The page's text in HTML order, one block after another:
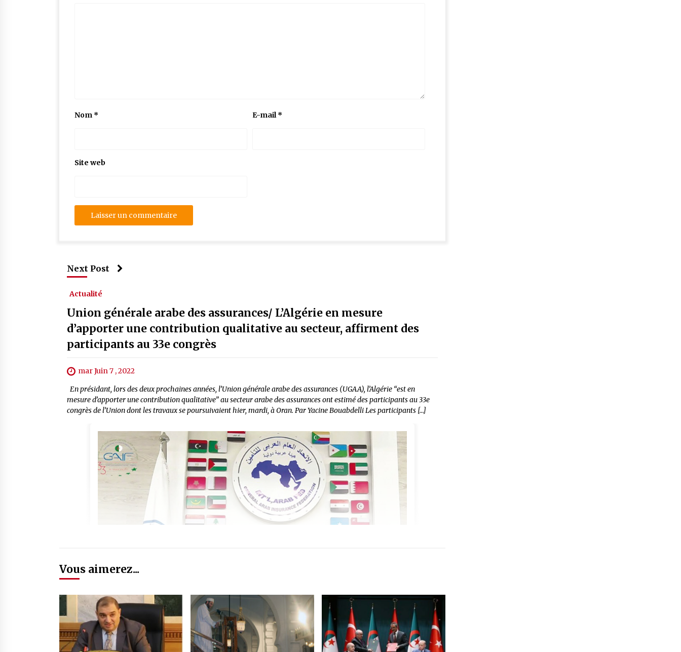
Nom * E-mail*
Site web
Next Post
Actualité
Union générale arabe des assurances/ L’Algérie en mesure
d’apporter une contribution qualitative au secteur, affirment des
participants au 33e congrès
mar Juin 7 , 2022
En présidant, lors des deux prochaines années, l’Union générale arabe des assurances (UGAA), l’Algérie “est en
mesure d’apporter une contribution qualitative” au secteur arabe des assurances ont estimé des participants au 33e
congrès de l’Union dont les travaux se poursuivaient hier, mardi, à Oran. Par Yacine Bouabdelli Les participants […]
Vous aimerez...